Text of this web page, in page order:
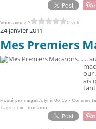
Vous aimez ? 0 vote
24 janvier 2011
Mes Premiers
...
our
ais
tant
Posté par magaliJolyt à 06:35 -
Tags: noix macaron